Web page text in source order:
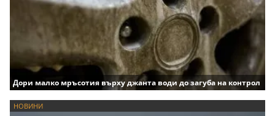
Дори малко мръсотия върху джанта води до загуба на контрол
НОВИНИ